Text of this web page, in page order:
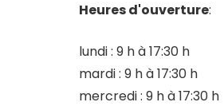
Heures d'ouverture:
lundi : 9 h à 17:30 h
mardi : 9 h à 17:30 h
mercredi : 9 h à 17:30 h